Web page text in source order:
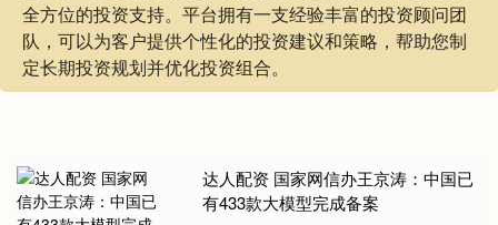
全方位的投资支持。平台拥有一支经验丰富的投资顾问团
队，可以为客户提供个性化的投资建议和策略，帮助您制
定长期投资规划并优化投资组合。
达人配资 国家网信办王京涛：中国已
有433款大模型完成备案